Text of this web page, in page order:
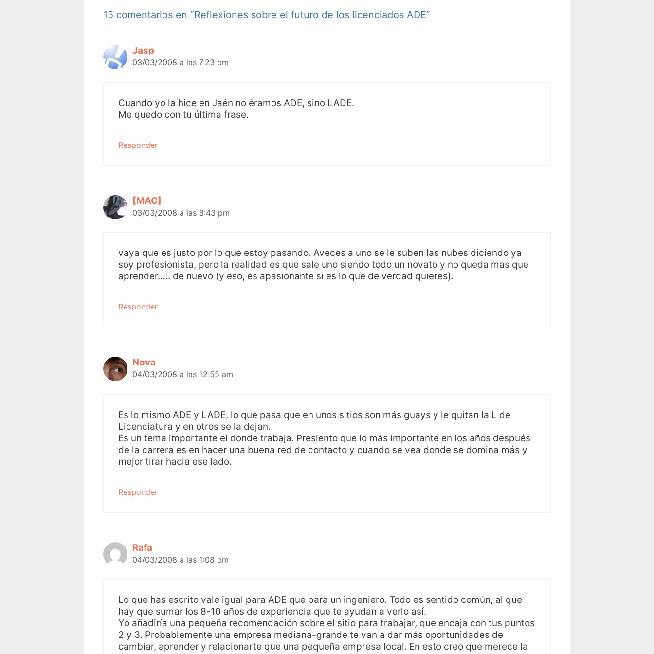
15 comentarios en “Reflexiones sobre el futuro de los licenciados ADE”
Jasp
03/03/2008 a las 7:23 pm
Cuando yo la hice en Jaén no éramos ADE, sino LADE.
Me quedo con tu última frase.
Responder
[MAC]
03/03/2008 a las 8:43 pm
vaya que es justo por lo que estoy pasando. Aveces a uno se le suben las nubes diciendo ya
soy profesionista, pero la realidad es que sale uno siendo todo un novato y no queda mas que
aprender….. de nuevo (y eso, es apasionante si es lo que de verdad quieres).
Responder
Nova
04/03/2008 a las 12:55 am
Es lo mismo ADE y LADE, lo que pasa que en unos sitios son más guays y le quitan la L de
Licenciatura y en otros se la dejan.
Es un tema importante el donde trabaja. Presiento que lo más importante en los años después
de la carrera es en hacer una buena red de contacto y cuando se vea donde se domina más y
mejor tirar hacia ese lado.
Responder
Rafa
04/03/2008 a las 1:08 pm
Lo que has escrito vale igual para ADE que para un ingeniero. Todo es sentido común, al que
hay que sumar los 8-10 años de experiencia que te ayudan a verlo así.
Yo añadiría una pequeña recomendación sobre el sitio para trabajar, que encaja con tus puntos
2 y 3. Probablemente una empresa mediana-grande te van a dar más oportunidades de
cambiar, aprender y relacionarte que una pequeña empresa local. En esto creo que merece la